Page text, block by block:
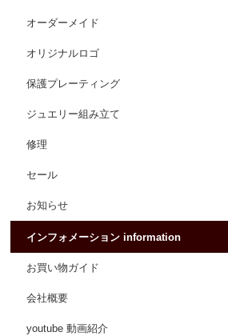
オーダーメイド
オリジナルロゴ
保護プレーティング
ジュエリー組み立て
修理
セール
お知らせ
インフォメーション information
お買い物ガイド
会社概要
youtube 動画紹介